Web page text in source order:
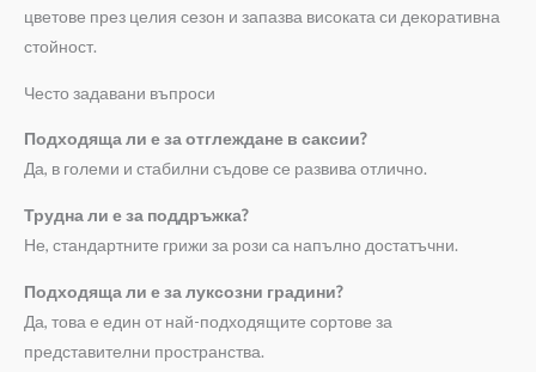
цветове през целия сезон и запазва високата си декоративна
стойност.
Често задавани въпроси
Подходяща ли е за отглеждане в саксии?
Да, в големи и стабилни съдове се развива отлично.
Трудна ли е за поддръжка?
Не, стандартните грижи за рози са напълно достатъчни.
Подходяща ли е за луксозни градини?
Да, това е един от най-подходящите сортове за
представителни пространства.